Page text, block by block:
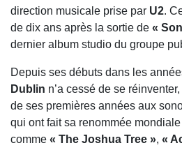
direction musicale prise par U2.
de dix ans après la sortie de «
dernier album studio du groupe
Depuis ses débuts dans les
Dublin n’a cessé de se
de ses premières années aux
qui ont fait sa renommée
comme « The Joshua Tree », «